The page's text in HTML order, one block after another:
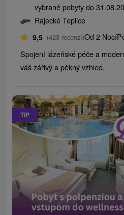
vybrané pobyty do
Rajecké Teplice
9,5 (423 recenzí)Od 2 Nocí
Spojení lázeňské péče a
váš zářivý a pěkný vzhled.
TIP